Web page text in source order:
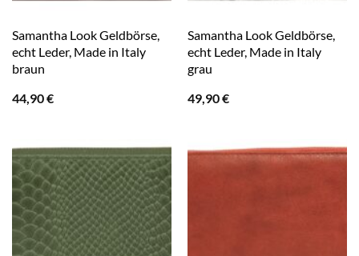
Samantha Look Geldbörse,
echt Leder, Made in Italy
braun
44,90€
Samantha Look Geldbörse,
echt Leder, Made in Italy
grau
49,90€